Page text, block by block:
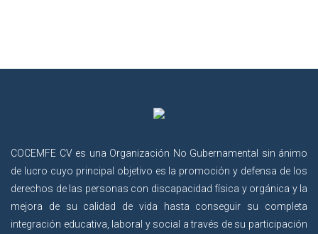
COCEMFE CV es una Organización No Gubernamental sin ánimo
de lucro cuyo principal objetivo es la promoción y defensa de los
derechos de las personas con discapacidad física y orgánica y la
mejora de su calidad de vida hasta conseguir su completa
integración educativa, laboral y social a través de su participación